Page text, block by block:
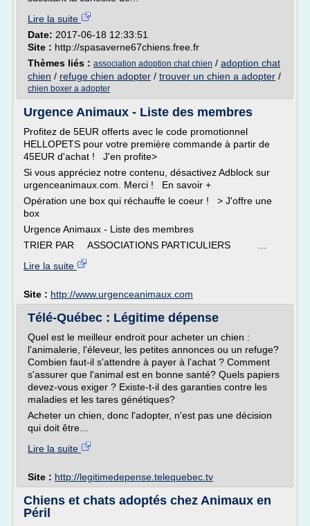
Lire la suite
Date: 2017-06-18 12:33:51
Site : http://spasaverne67chiens.free.fr
Thèmes liés : association adoption chat chien / adoption chat
chien / refuge chien adopter / trouver un chien a adopter /
chien boxer a adopter
Urgence Animaux - Liste des membres
Profitez de 5EUR offerts avec le code promotionnel
HELLOPETS pour votre première commande à partir de
45EUR d'achat ! J'en profite>
Si vous appréciez notre contenu, désactivez Adblock sur
urgenceanimaux.com. Merci ! En savoir +
Opération une box qui réchauffe le coeur ! > J'offre une
box
Urgence Animaux - Liste des membres
TRIER PAR ASSOCIATIONS PARTICULIERS ...
Lire la suite
Site : http://www.urgenceanimaux.com
Télé-Québec : Légitime dépense
Quel est le meilleur endroit pour acheter un chien :
l'animalerie, l'éleveur, les petites annonces ou un refuge?
Combien faut-il s'attendre à payer à l'achat ? Comment
s'assurer que l'animal est en bonne santé? Quels papiers
devez-vous exiger ? Existe-t-il des garanties contre les
maladies et les tares génétiques?
Acheter un chien, donc l'adopter, n'est pas une décision
qui doit être...
Lire la suite
Site : http://legitimedepense.telequebec.tv
Chiens et chats adoptés chez Animaux en
Péril